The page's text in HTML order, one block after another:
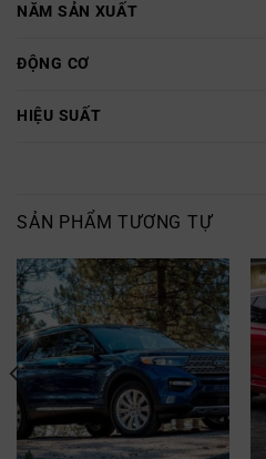
NĂM SẢN XUẤT
ĐỘNG CƠ
HIỆU SUẤT
SẢN PHẨM TƯƠNG TỰ